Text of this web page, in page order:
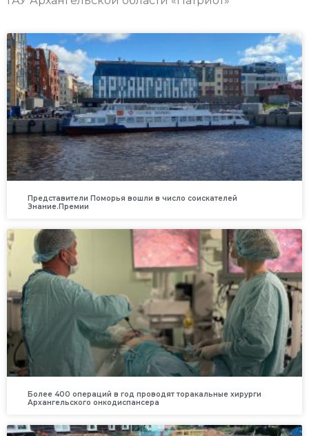
Представители Поморья вошли в число соискателей
Знание.Премии
Более 400 операций в год проводят торакальные хирурги
Архангельского онкодиспансера